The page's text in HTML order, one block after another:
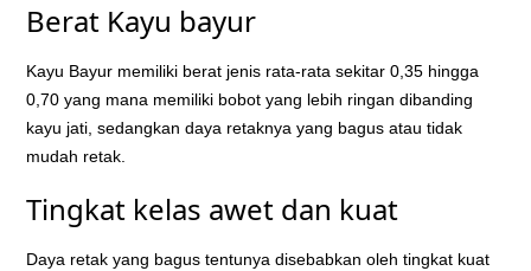
Berat Kayu bayur
Kayu Bayur memiliki berat jenis rata-rata sekitar 0,35 hingga
0,70 yang mana memiliki bobot yang lebih ringan dibanding
kayu jati, sedangkan daya retaknya yang bagus atau tidak
mudah retak.
Tingkat kelas awet dan kuat
Daya retak yang bagus tentunya disebabkan oleh tingkat kuat